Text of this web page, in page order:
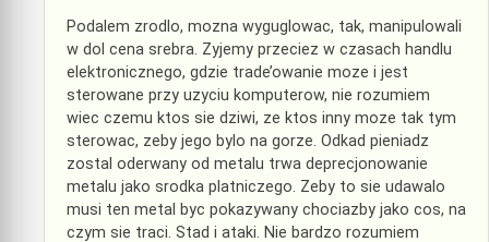
Podalem zrodlo, mozna wyguglowac, tak, manipulowali
w dol cena srebra. Zyjemy przeciez w czasach handlu
elektronicznego, gdzie trade’owanie moze i jest
sterowane przy uzyciu komputerow, nie rozumiem
wiec czemu ktos sie dziwi, ze ktos inny moze tak tym
sterowac, zeby jego bylo na gorze. Odkad pieniadz
zostal oderwany od metalu trwa deprecjonowanie
metalu jako srodka platniczego. Zeby to sie udawalo
musi ten metal byc pokazywany chociazby jako cos, na
czym sie traci. Stad i ataki. Nie bardzo rozumiem